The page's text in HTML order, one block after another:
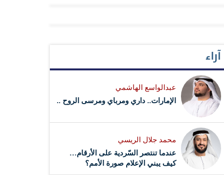
آراء
عبدالواسع الهاشمي
الإمارات.. داري ومرباي ومرسى الروح ..
محمد جلال الريسي
عندما تنتصر السّردية على الأرقام…
كيف يبني الإعلام صورة الأمم؟